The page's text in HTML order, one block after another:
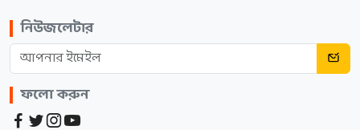
নিউজলেটার
ফলো করুন